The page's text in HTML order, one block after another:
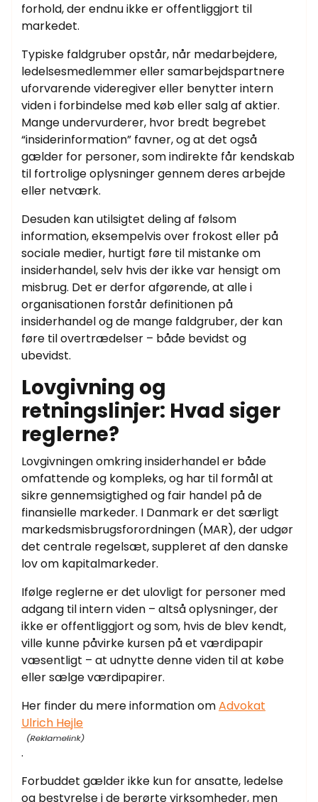
forhold, der endnu ikke er offentliggjort til
markedet.
Typiske faldgruber opstår, når medarbejdere,
ledelsesmedlemmer eller samarbejdspartnere
uforvarende videregiver eller benytter intern
viden i forbindelse med køb eller salg af aktier.
Mange undervurderer, hvor bredt begrebet
“insiderinformation” favner, og at det også
gælder for personer, som indirekte får kendskab
til fortrolige oplysninger gennem deres arbejde
eller netværk.
Desuden kan utilsigtet deling af følsom
information, eksempelvis over frokost eller på
sociale medier, hurtigt føre til mistanke om
insiderhandel, selv hvis der ikke var hensigt om
misbrug. Det er derfor afgørende, at alle i
organisationen forstår definitionen på
insiderhandel og de mange faldgruber, der kan
føre til overtrædelser – både bevidst og
ubevidst.
Lovgivning og
retningslinjer: Hvad siger
reglerne?
Lovgivningen omkring insiderhandel er både
omfattende og kompleks, og har til formål at
sikre gennemsigtighed og fair handel på de
finansielle markeder. I Danmark er det særligt
markedsmisbrugsforordningen (MAR), der udgør
det centrale regelsæt, suppleret af den danske
lov om kapitalmarkeder.
Ifølge reglerne er det ulovligt for personer med
adgang til intern viden – altså oplysninger, der
ikke er offentliggjort og som, hvis de blev kendt,
ville kunne påvirke kursen på et værdipapir
væsentligt – at udnytte denne viden til at købe
eller sælge værdipapirer.
Her finder du mere information omAdvokat
Ulrich Hejle
.
Forbuddet gælder ikke kun for ansatte, ledelse
og bestyrelse i de berørte virksomheder, men